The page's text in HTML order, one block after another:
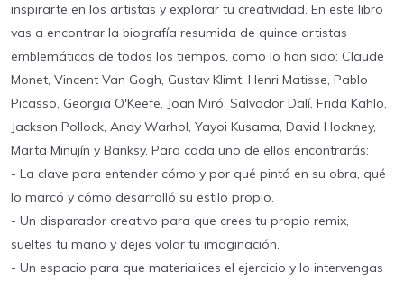
inspirarte en los artistas y explorar tu creatividad. En este libro
vas a encontrar la biografía resumida de quince artistas
emblemáticos de todos los tiempos, como lo han sido: Claude
Monet, Vincent Van Gogh, Gustav Klimt, Henri Matisse, Pablo
Picasso, Georgia O'Keefe, Joan Miró, Salvador Dalí, Frida Kahlo,
Jackson Pollock, Andy Warhol, Yayoi Kusama, David Hockney,
Marta Minujín y Banksy. Para cada uno de ellos encontrarás:
- La clave para entender cómo y por qué pintó en su obra, qué
lo marcó y cómo desarrolló su estilo propio.
- Un disparador creativo para que crees tu propio remix,
sueltes tu mano y dejes volar tu imaginación.
- Un espacio para que materialices el ejercicio y lo intervengas